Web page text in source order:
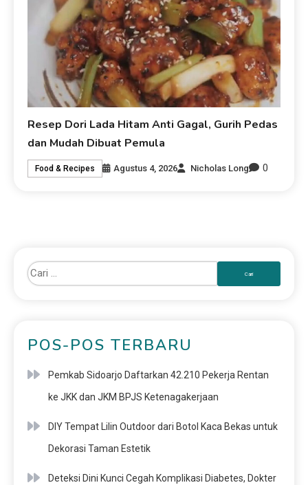
Resep Dori Lada Hitam Anti Gagal, Gurih Pedas
dan Mudah Dibuat Pemula
Food & Recipes Agustus 4, 2026 Nicholas Long 0
POS-POS TERBARU
Pemkab Sidoarjo Daftarkan 42.210 Pekerja Rentan
ke JKK dan JKM BPJS Ketenagakerjaan
DIY Tempat Lilin Outdoor dari Botol Kaca Bekas untuk
Dekorasi Taman Estetik
Deteksi Dini Kunci Cegah Komplikasi Diabetes, Dokter